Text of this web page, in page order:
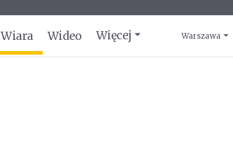
Wiara Wideo Więcej Warszawa